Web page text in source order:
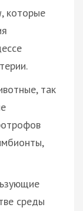
, которые
так
среды